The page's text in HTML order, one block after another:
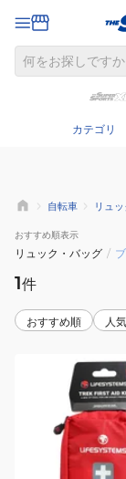
カテゴリ
自転車 リュ
おすすめ順表示
リュック・バッグ /
1件
おすすめ順 人